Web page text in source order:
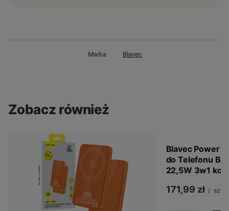
Marka Blavec
Zobacz również
Blavec Power
do Telefonu
22,5W 3w1
Aluminium
171,99 zł / szt.